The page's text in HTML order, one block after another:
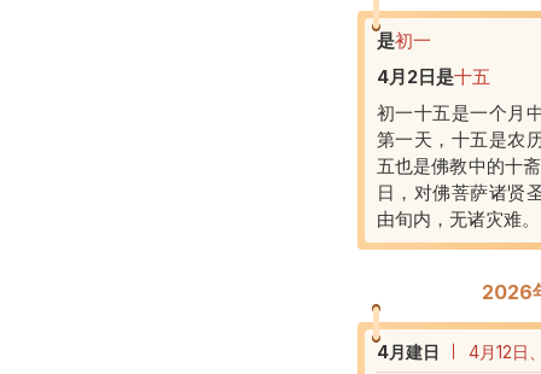
是初一
4月2日是十五
初一十五是一个月
第一天，十五是农
五也是佛教中的十
日，对佛菩萨诸贤
由旬内，无诸灾难
2026
4月建日
4月12日